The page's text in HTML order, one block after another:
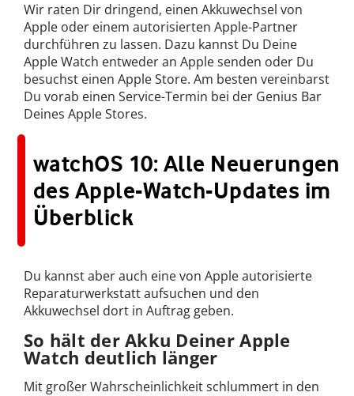
Wir raten Dir dringend, einen Akkuwechsel von
Apple oder einem autorisierten Apple-Partner
durchführen zu lassen. Dazu kannst Du Deine
Apple Watch entweder an Apple senden oder Du
besuchst einen Apple Store. Am besten vereinbarst
Du vorab einen Service-Termin bei der Genius Bar
Deines Apple Stores.
watchOS 10: Alle Neuerungen
des Apple-Watch-Updates im
Überblick
Du kannst aber auch eine von Apple autorisierte
Reparaturwerkstatt aufsuchen und den
Akkuwechsel dort in Auftrag geben.
So hält der Akku Deiner Apple
Watch deutlich länger
Mit großer Wahrscheinlichkeit schlummert in den